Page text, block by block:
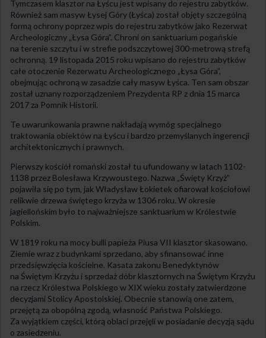
Tymczasem klasztor na Łyścu jest wpisany do rejestru zabytków.
Również sam masyw Łysej Góry (Łyśca) został objęty szczególną
formą ochrony poprzez wpis do rejestru zabytków jako Rezerwat
Archeologiczny „Łysa Góra”. Chroni on sanktuarium pogańskie
na terenie szczytu i w strefie podszczytowej 300-metrową strefą
ochronną. 19 listopada 2015 roku wpisano do rejestru zabytków
całe otoczenie Rezerwatu Archeologicznego „Łysa Góra”,
obejmując ochroną w zasadzie cały masyw Łyśca. Ten sam obszar
został uznany rozporządzeniem Prezydenta RP z dnia 15 marca
2017 za Pomnik Historii.
Te uwarunkowania prawne nakładają wymóg specjalnego
traktowania obiektów na Łyścu i bardzo przemyślanych ingerencji
architektonicznych i prawnych.
Pierwszy kościół romański został tu ufundowany w latach 1102-
1138 przez Bolesława Krzywoustego. Nazwa „Święty Krzyż”
pojawiła się po tym, jak Władysław Łokietek ofiarował kościołowi
relikwie drzewa świętego krzyża w 1306 roku. W okresie
jagiellońskim było to najważniejsze sanktuarium w Królestwie
Polskim.
W 1819 roku na mocy bulli papieża Piusa VII klasztor skasowano.
Ziemie wraz z budynkami sprzedano, aby sfinansować inne
przedsięwzięcia kościelne. Kasata zakonu Benedyktynów
na Świętym Krzyżu i sprzedaż dóbr klasztornych na Świętym Krzyżu
na rzecz Królestwa Polskiego w XIX wieku zostały zatwierdzone
decyzjami Stolicy Apostolskiej. Obecnie stanowią one zatem,
przejętą za obopólną zgodą, własność Państwa Polskiego.
Za wyjątkiem części, którą oblaci przejęli w posiadanie decyzją sądu
o zasiedzeniu.